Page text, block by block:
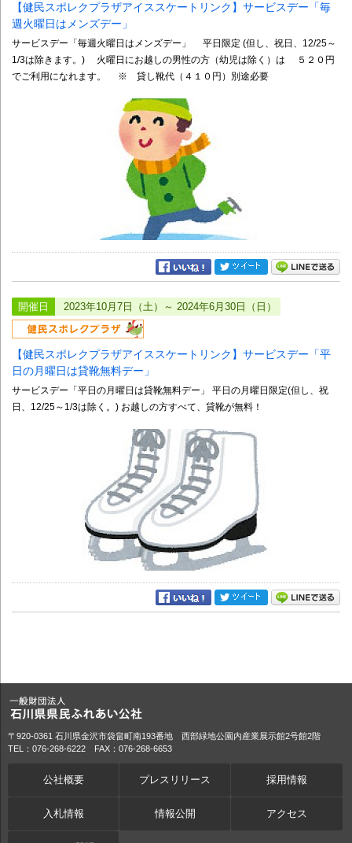
【健民スポレクプラザアイススケートリンク】サービスデー「毎
週火曜日はメンズデー」
サービスデー「毎週火曜日はメンズデー」 平日限定 (但し、祝日、12/25～
1/3は除きます。) 火曜日にお越しの男性の方（幼児は除く）は ５２０円
でご利用になれます。 ※ 貸し靴代（４１０円）別途必要
開催日 2023年10月7日（土）～ 2024年6月30日（日）
【健民スポレクプラザアイススケートリンク】サービスデー「平
日の月曜日は貸靴無料デー」
サービスデー「平日の月曜日は貸靴無料デー」 平日の月曜日限定(但し、祝
日、12/25～1/3は除く。) お越しの方すべて、貸靴が無料！
〒920-0361 石川県金沢市袋畠町南193番地 西部緑地公園内産業展示館2号館2階
TEL：076-268-6222 FAX：076-268-6653
公社概要 プレスリリース 採用情報
入札情報 情報公開 アクセス